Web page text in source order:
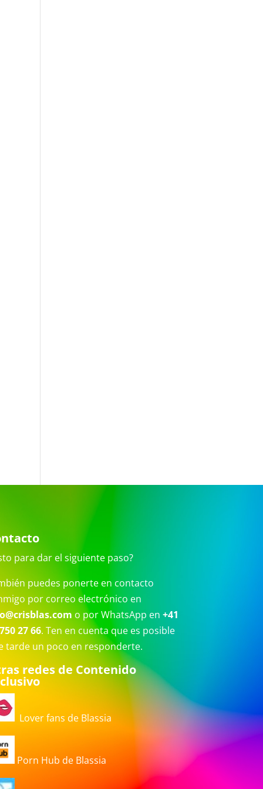
para dar el siguiente paso?
puedes ponerte en contacto
por correo electrónico en
o por WhatsApp en +41
27 66. Ten en cuenta que es posible
tarde un poco en responderte.
redes de Contenido
Lover fans de Blassia
Porn Hub de Blassia